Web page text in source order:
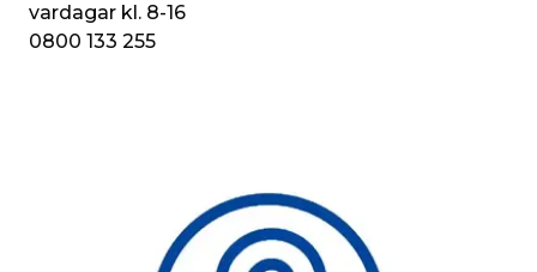
vardagar kl. 8-16
0800 133 255